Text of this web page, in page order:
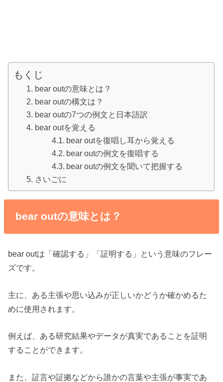
もくじ
bear outの意味とは？
bear outの構文は？
bear outの7つの例文と日本語訳
bear outを覚える
bear outを復唱し耳から覚える
bear outの例文を復唱する
bear outの例文を聞いて把握する
さいごに
bear outの意味とは？
bear outは「確認する」「証明する」という意味のフレー
ズです。
主に、ある主張や思い込みが正しいかどうか確かめるた
めに使用されます。
例えば、ある研究結果やデータが真実であることを証明
することができます。
また、証言や証拠などから誰かの言葉や主張が事実であ